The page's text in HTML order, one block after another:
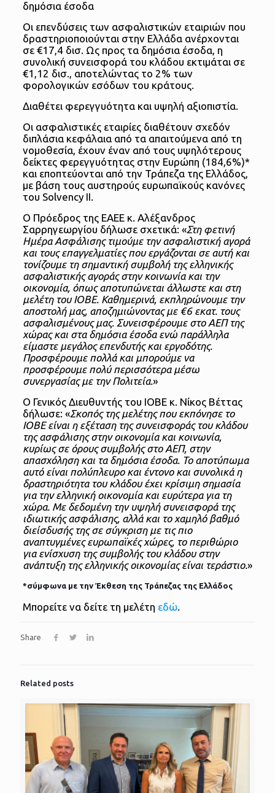
δημόσια έσοδα
Οι επενδύσεις των ασφαλιστικών εταιριών που
δραστηριοποιούνται στην Ελλάδα ανέρχονται
σε €17,4 δισ. Ως προς τα δημόσια έσοδα, η
συνολική συνεισφορά του κλάδου εκτιμάται σε
€1,12 δισ., αποτελώντας το 2% των
φορολογικών εσόδων του κράτους.
Διαθέτει φερεγγυότητα και υψηλή αξιοπιστία.
Οι ασφαλιστικές εταιρίες διαθέτουν σχεδόν
διπλάσια κεφάλαια από τα απαιτούμενα από τη
νομοθεσία, έχουν έναν από τους υψηλότερους
δείκτες φερεγγυότητας στην Ευρώπη (184,6%)*
και εποπτεύονται από την Τράπεζα της Ελλάδος,
με βάση τους αυστηρούς ευρωπαϊκούς κανόνες
του Solvency II.
Ο Πρόεδρος της ΕΑΕΕ κ. Αλέξανδρος
Σαρρηγεωργίου δήλωσε σχετικά: «Στη φετινή
Ημέρα Ασφάλισης τιμούμε την ασφαλιστική αγορά
και τους επαγγελματίες που εργάζονται σε αυτή και
τονίζουμε τη σημαντική συμβολή της ελληνικής
ασφαλιστικής αγοράς στην κοινωνία και την
οικονομία, όπως αποτυπώνεται άλλωστε και στη
μελέτη του ΙΟΒΕ. Καθημερινά, εκπληρώνουμε την
αποστολή μας, αποζημιώνοντας με €6 εκατ. τους
ασφαλισμένους μας. Συνεισφέρουμε στο ΑΕΠ της
χώρας και στα δημόσια έσοδα ενώ παράλληλα
είμαστε μεγάλος επενδυτής και εργοδότης.
Προσφέρουμε πολλά και μπορούμε να
προσφέρουμε πολύ περισσότερα μέσω
συνεργασίας με την Πολιτεία.»
Ο Γενικός Διευθυντής του ΙΟΒΕ κ. Νίκος Βέττας
δήλωσε: «Σκοπός της μελέτης που εκπόνησε το
ΙΟΒΕ είναι η εξέταση της συνεισφοράς του κλάδου
της ασφάλισης στην οικονομία και κοινωνία,
κυρίως σε όρους συμβολής στο ΑΕΠ, στην
απασχόληση και τα δημόσια έσοδα. Το αποτύπωμα
αυτό είναι πολύπλευρο και έντονο και συνολικά η
δραστηριότητα του κλάδου έχει κρίσιμη σημασία
για την ελληνική οικονομία και ευρύτερα για τη
χώρα. Με δεδομένη την υψηλή συνεισφορά της
ιδιωτικής ασφάλισης, αλλά και το χαμηλό βαθμό
διείσδυσής της σε σύγκριση με τις πιο
αναπτυγμένες ευρωπαϊκές χώρες, το περιθώριο
για ενίσχυση της συμβολής του κλάδου στην
ανάπτυξη της ελληνικής οικονομίας είναι τεράστιο.»
*σύμφωνα με την Έκθεση της Τράπεζας της Ελλάδος
Μπορείτε να δείτε τη μελέτη εδώ.
Share
Related posts